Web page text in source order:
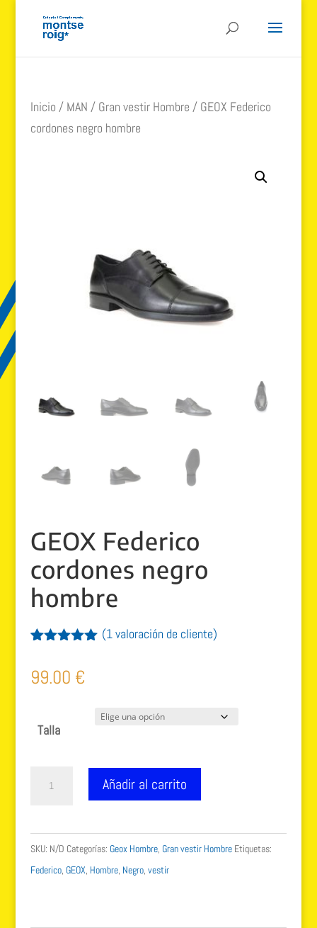
Inicio / MAN / Gran vestir Hombre / GEOX Federico
cordones negro hombre
GEOX Federico
cordones negro
hombre
5 en base
(1valoración de cliente)
99.00 €
Talla
Añadir al carrito
SKU: N/D Categorías: Geox Hombre, Gran vestir Hombre Etiquetas:
Federico, GEOX, Hombre, Negro, vestir